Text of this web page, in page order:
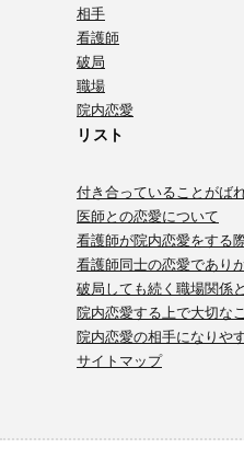
相手
看護師
破局
職場
院内恋愛
リスト
付き合っていることがば
医師との恋愛について
看護師が院内恋愛をする
看護師同士の恋愛であり
破局しても続く職場関係
院内恋愛する上で大切な
院内恋愛の相手になりや
サイトマップ